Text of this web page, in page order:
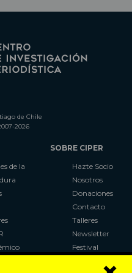
de Chile
2026
de la
SOBRE CIPER
Hazte Socio
Nosotros
Donaciones
Contacto
Talleres
Newsletter
Festival